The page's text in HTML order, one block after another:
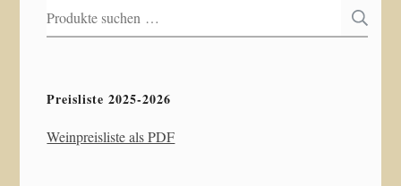
Suchen
nach:
Preisliste 2025-2026
Weinpreisliste als PDF